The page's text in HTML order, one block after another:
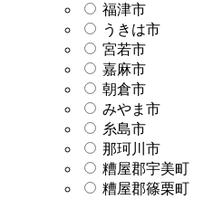
福津市
うきは市
宮若市
嘉麻市
朝倉市
みやま市
糸島市
那珂川市
糟屋郡宇美町
糟屋郡篠栗町